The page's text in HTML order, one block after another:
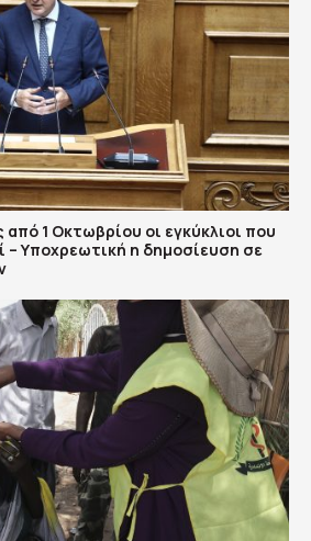
1 Οκτωβρίου οι εγκύκλιοι που
– Υποχρεωτική η δημοσίευση σε